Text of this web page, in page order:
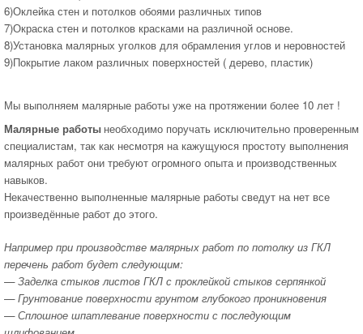
6)Оклейка стен и потолков обоями различных типов
7)Окраска стен и потолков красками на различной основе.
8)Установка малярных уголков для обрамления углов и неровностей
9)Покрытие лаком различных поверхностей ( дерево, пластик)
Мы выполняем малярные работы уже на протяжении более 10 лет !
Малярные работы необходимо поручать исключительно проверенным
специалистам, так как несмотря на кажущуюся простоту выполнения
малярных работ они требуют огромного опыта и производственных
навыков.
Некачественно выполненные малярные работы сведут на нет все
произведённые работ до этого.
Например при производстве малярных работ по потолку из ГКЛ
перечень работ будет следующим:
— Заделка стыков листов ГКЛ с проклейкой стыков серпянкой
— Грунтование поверхности грунтом глубокого проникновения
— Сплошное шпатлевание поверхности с последующим